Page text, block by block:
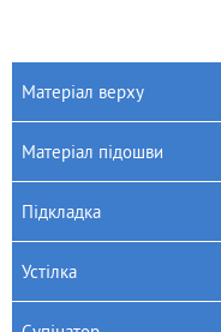
Матеріал верху
Матеріал підошви
Підкладка
Устілка